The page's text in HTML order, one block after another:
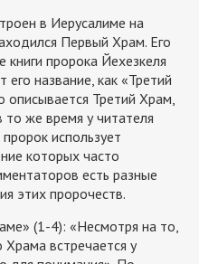
в Иерусалиме на
Первый Храм. Его
пророка Йехезкеля
название, как «Третий
описывается Третий Храм,
то же время у читателя
использует
которых часто
есть разные
этих пророчеств.
(1-4): «Несмотря на то,
встречается у